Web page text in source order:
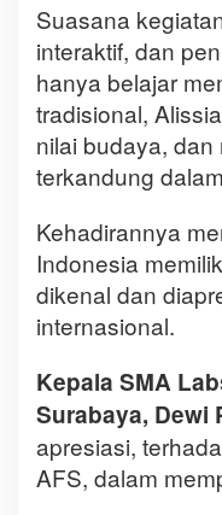
Suasana
interaktif, dan
hanya belajar
tradisional,
nilai budaya,
terkandung
Kehadirannya
Indonesia
dikenal dan
internasional.
Kepala SMA
Surabaya, Dewi
apresiasi,
AFS, dalam